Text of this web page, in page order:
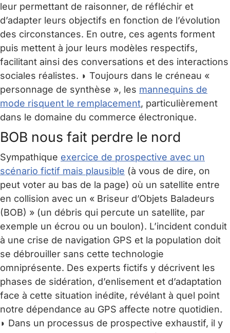
leur permettant de raisonner, de réfléchir et
d’adapter leurs objectifs en fonction de l’évolution
des circonstances. En outre, ces agents forment
puis mettent à jour leurs modèles respectifs,
facilitant ainsi des conversations et des interactions
sociales réalistes. ◗ Toujours dans le créneau «
personnage de synthèse », les mannequins de
mode risquent le remplacement, particulièrement
dans le domaine du commerce électronique.
BOB nous fait perdre le nord
Sympathique exercice de prospective avec un
scénario fictif mais plausible (à vous de dire, on
peut voter au bas de la page) où un satellite entre
en collision avec un « Briseur d’Objets Baladeurs
(BOB) » (un débris qui percute un satellite, par
exemple un écrou ou un boulon). L’incident conduit
à une crise de navigation GPS et la population doit
se débrouiller sans cette technologie
omniprésente. Des experts fictifs y décrivent les
phases de sidération, d’enlisement et d’adaptation
face à cette situation inédite, révélant à quel point
notre dépendance au GPS affecte notre quotidien.
◗ Dans un processus de prospective exhaustif, il y